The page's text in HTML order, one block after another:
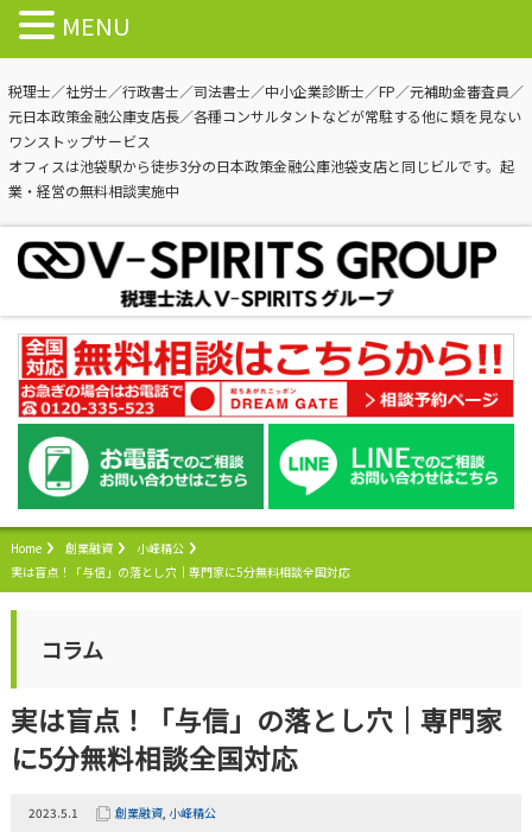
税理士／社労士／行政書士／司法書士／中小企業診断士／FP／元補助金審査員／
元日本政策金融公庫支店長／各種コンサルタントなどが常駐する他に類を見ない
ワンストップサービス
オフィスは池袋駅から徒歩3分の日本政策金融公庫池袋支店と同じビルです。起
業・経営の無料相談実施中
Home 創業融資
小峰精公
実は盲点！「与信」の落とし穴｜専門家に5分無料相談全国対応
コラム
実は盲点！「与信」の落とし穴｜専門家
に5分無料相談全国対応
2023.5.1 創業融資, 小峰精公
MENU